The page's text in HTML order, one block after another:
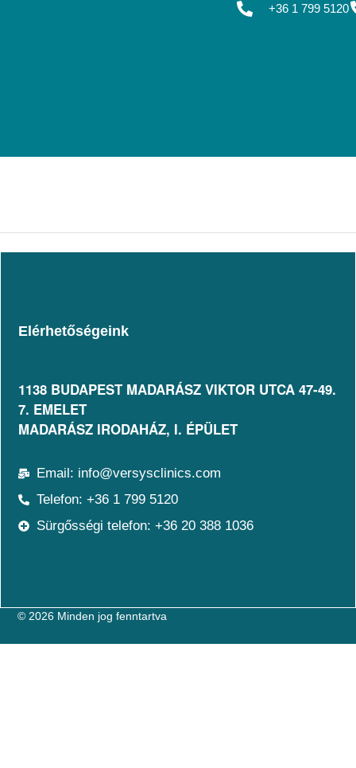
+36 1 799 5120
Elérhetőségeink
1138 BUDAPEST MADARÁSZ VIKTOR UTCA 47-49.
7. EMELET​
MADARÁSZ IRODAHÁZ, I. ÉPÜLET
Email: info@versysclinics.com
Telefon: +36 1 799 5120
Sürgősségi telefon: +36 20 388 1036
© 2026 Minden jog fenntartva